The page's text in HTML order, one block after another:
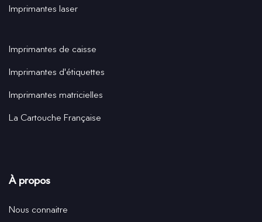
Imprimantes laser
Imprimantes de caisse
Imprimantes d'étiquettes
Imprimantes matricielles
La Cartouche Française
À propos
Nous connaitre